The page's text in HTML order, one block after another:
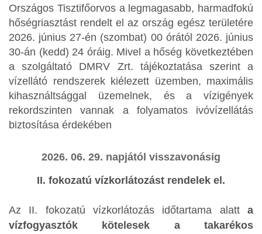
Országos Tisztifőorvos a legmagasabb, harmadfokú
hőségriasztást rendelt el az ország egész területére
2026. június 27-én (szombat) 00 órától 2026. június
30-án (kedd) 24 óráig. Mivel a hőség következtében
a szolgáltató DMRV Zrt. tájékoztatása szerint a
vízellátó rendszerek kiélezett üzemben, maximális
kihasználtsággal üzemelnek, és a vízigények
rekordszinten vannak a folyamatos ivóvízellátás
biztosítása érdekében
2026. 06. 29. napjától visszavonásig
II. fokozatú vízkorlátozást rendelek el.
Az II. fokozatú vízkorlátozás időtartama alatt a
vízfogyasztók kötelesek a takarékos